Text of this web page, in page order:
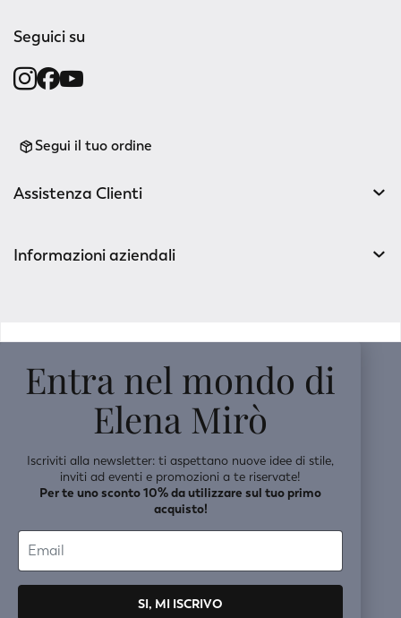
Seguici su
Segui il tuo ordine
Assistenza Clienti
Informazioni aziendali
Entra nel mondo di
Elena Mirò
Iscriviti alla newsletter: ti aspettano nuove idee di stile,
inviti ad eventi e promozioni a te riservate!
Per te uno sconto 10% da utilizzare sul tuo primo
acquisto!
SI, MI ISCRIVO